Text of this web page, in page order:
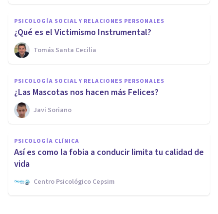
PSICOLOGÍA SOCIAL Y RELACIONES PERSONALES
¿Qué es el Victimismo Instrumental?
Tomás Santa Cecilia
PSICOLOGÍA SOCIAL Y RELACIONES PERSONALES
¿Las Mascotas nos hacen más Felices?
Javi Soriano
PSICOLOGÍA CLÍNICA
Así es como la fobia a conducir limita tu calidad de
vida
Centro Psicológico Cepsim